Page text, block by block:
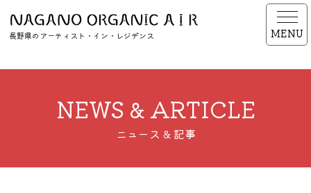
長野県のアーティスト・イン・レジデンス MENU
NEWS & ARTICLE
ニュース & 記事